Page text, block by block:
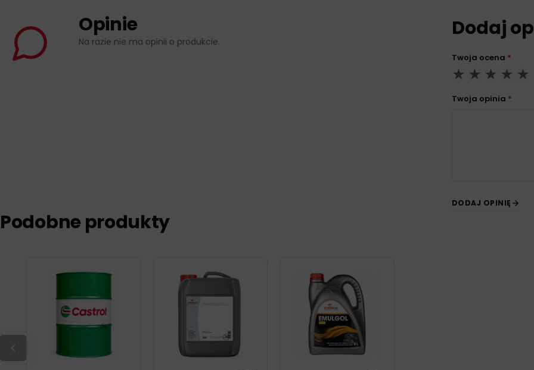
Opinie
Na razie nie ma opinii o produkcie.
Dodaj
Twoja ocena *
Twoja opinia *
DODAJ OPINIĘ
Podobne produkty